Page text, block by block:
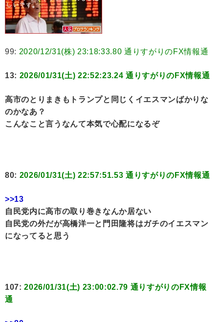
99: 2020/12/31(株) 23:18:33.80 通りすがりのFX情報通
13: 2026/01/31(土) 22:52:23.24 通りすがりのFX情報通
高市のとりまきもトランプと同じくイエスマンばかりな
のかなあ？
こんなこと言うなんて本気で心配になるぞ
80: 2026/01/31(土) 22:57:51.53 通りすがりのFX情報通
>>13
自民党内に高市の取り巻きなんか居ない
自民党の外だが高橋洋一と門田隆将はガチのイエスマン
になってると思う
107:2026/01/31(土) 23:00:02.79 通りすがりのFX情報
通